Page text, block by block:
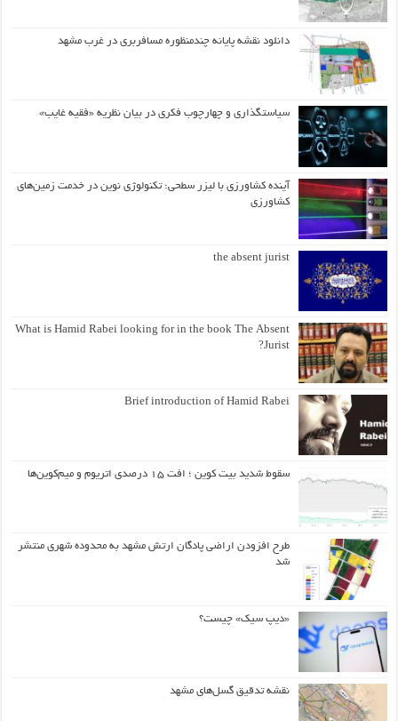
دانلود نقشه پایانه چندمنظوره مسافربری در غرب مشهد
سیاستگذاری و چهارچوب فکری در بیان نظریه «فقیه غایب»
آینده کشاورزی با لیزر سطحی: تکنولوژی نوین در خدمت زمین‌های
کشاورزی
the absent jurist
What is Hamid Rabei looking for in the book The Absent
Jurist?
Brief introduction of Hamid Rabei
سقوط شدید بیت کوین ؛ افت ۱۵ درصدی اتریوم و میم‌کوین‌ها
طرح افزودن اراضی پادگان ارتش مشهد به محدوده شهری منتشر
شد
«دیپ سیک» چیست؟
نقشه تدقیق گسل‌های مشهد